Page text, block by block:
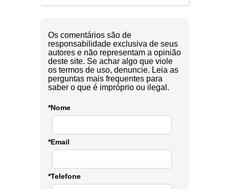
Os comentários são de
responsabilidade exclusiva de seus
autores e não representam a opinião
deste site. Se achar algo que viole
os termos de uso, denuncie. Leia as
perguntas mais frequentes para
saber o que é impróprio ou ilegal.
*Nome
*Email
*Telefone